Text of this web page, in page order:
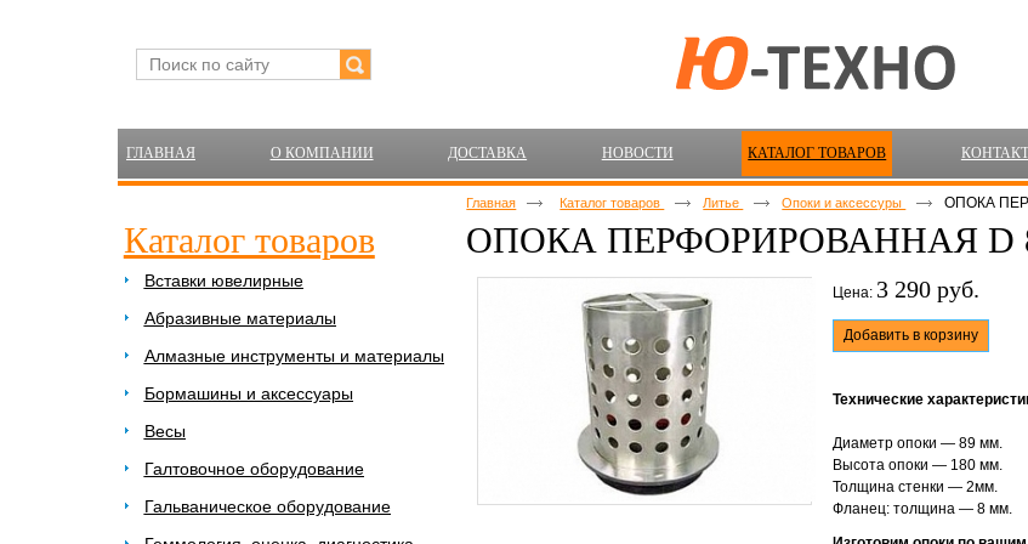
ГЛАВНАЯ О КОМПАНИИ ДОСТАВКА НОВОСТИ КАТАЛОГ ТОВАРОВ
Каталог товаров
Вставки ювелирные
Абразивные материалы
Алмазные инструменты и материалы
Бормашины и аксессуары
Весы
Галтовочное оборудование
Гальваническое оборудование
Главная Каталог товаров Литье Опоки и аксессуры ОПОКА
ОПОКА ПЕРФОРИРОВАННАЯ D
Цена: 3 290 руб.
Добавить в корзину
Технические
Диаметр опоки — 89 мм.
Высота опоки — 180 мм.
Толщина стенки — 2мм.
Фланец: толщина — 8 мм.